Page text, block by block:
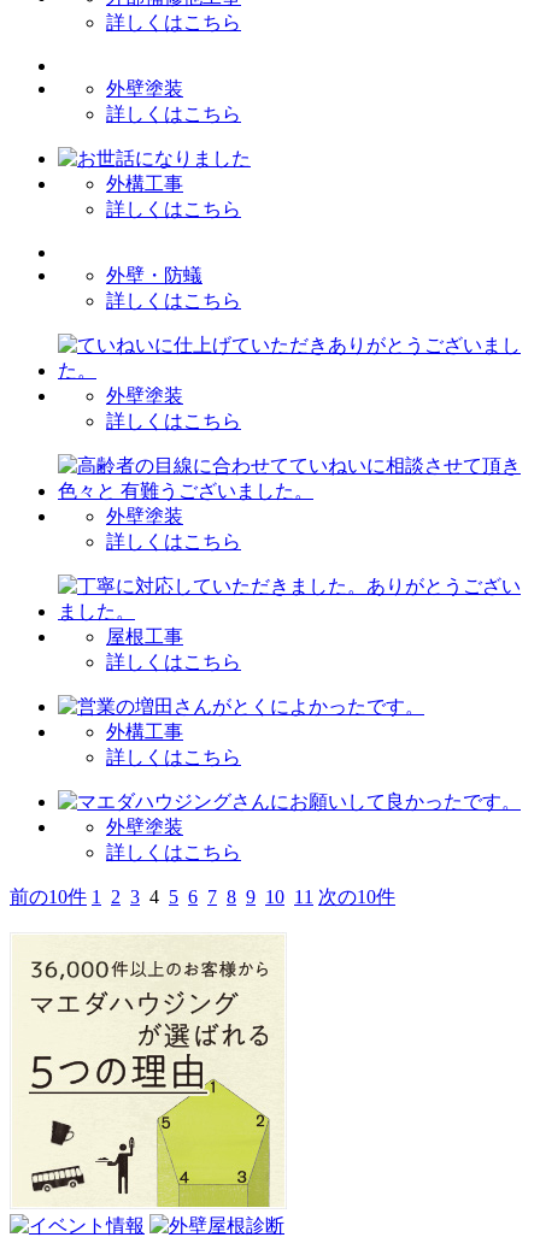
詳しくはこちら
外壁塗装
詳しくはこちら
外構工事
詳しくはこちら
外壁・防蟻
詳しくはこちら
外壁塗装
詳しくはこちら
外壁塗装
詳しくはこちら
屋根工事
詳しくはこちら
外構工事
詳しくはこちら
外壁塗装
詳しくはこちら
前の10件 1 2 3 4 5 6 7 8 9 10 11 次の10件